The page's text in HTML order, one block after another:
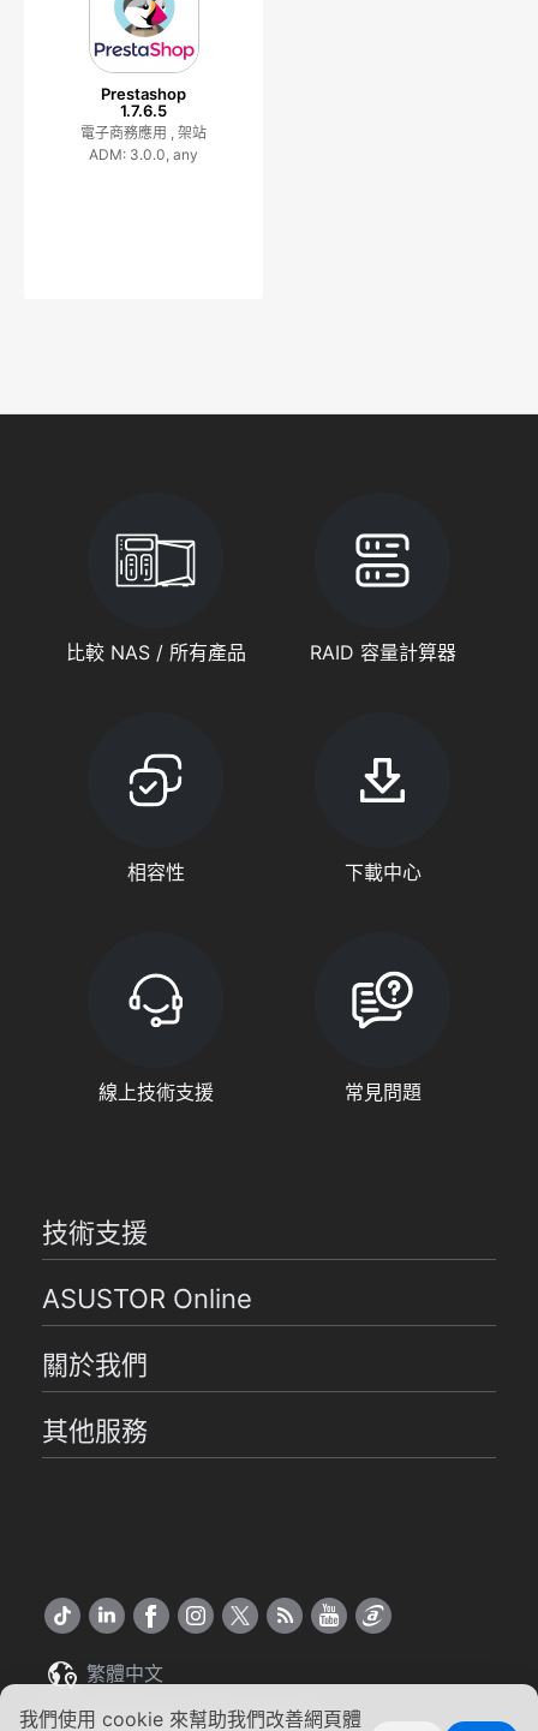
我們使用 cookie 來幫助我們改善網頁體
Prestashop
1.7.6.5
電子商務應用 , 架站
ADM: 3.0.0, any
比較 NAS / 所有產品 RAID 容量計算器
相容性 下載中心
線上技術支援 常見問題
技術支援
ASUSTOR Online
關於我們
其他服務
繁體中文